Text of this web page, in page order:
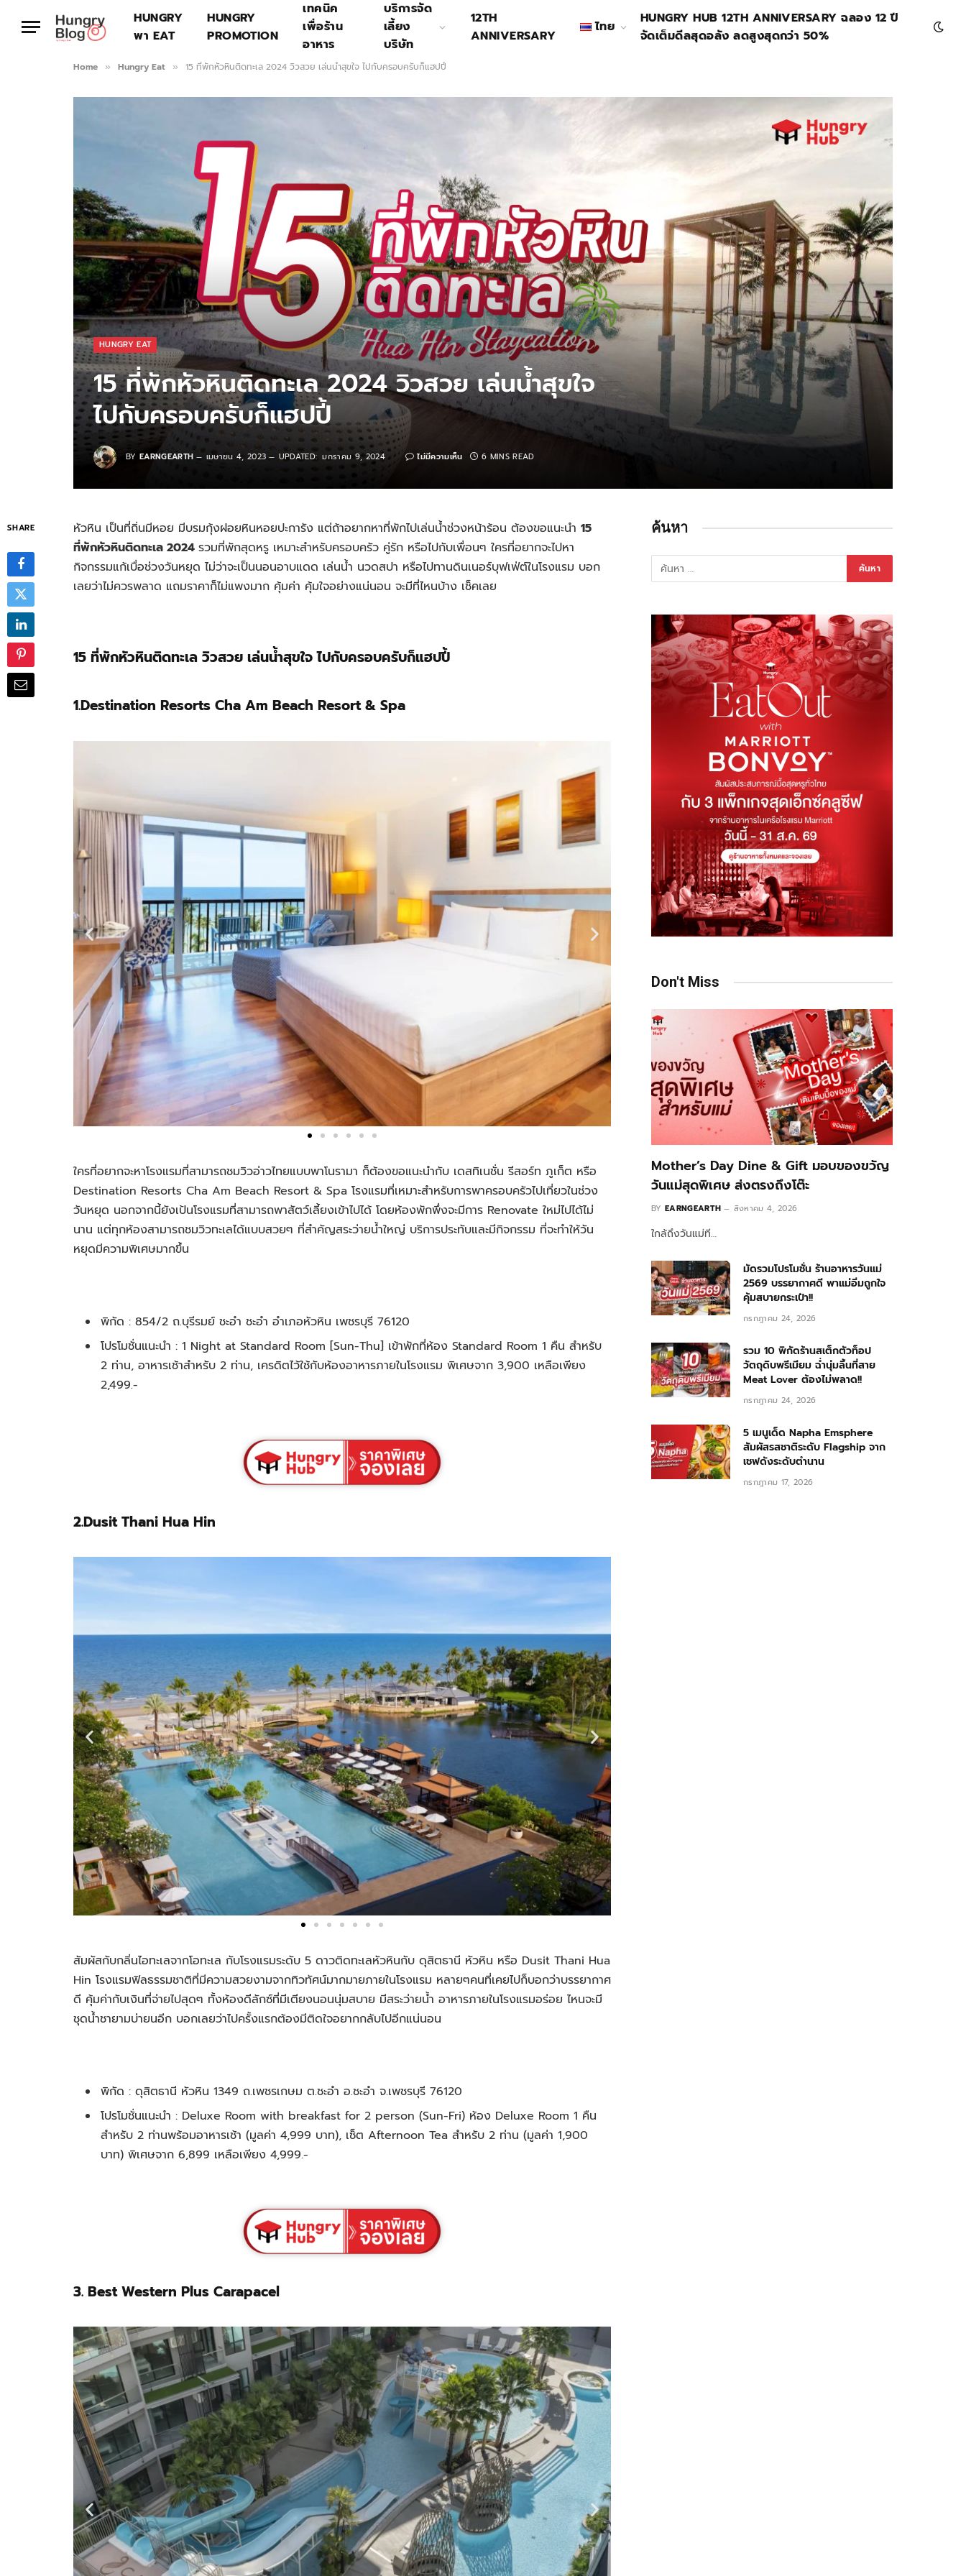
HUNGRY
พา EAT
HUNGRY
PROMOTION
เทคนิค
เพื่อร้าน
อาหาร
บริการจัด
เลี้ยง
บริษัท
12TH
ANNIVERSARY
ไทย
HUNGRY HUB 12TH ANNIVERSARY ฉลอง 12 ปี
จัดเต็มดีลสุดอลัง ลดสูงสุดกว่า 50%
Home » Hungry Eat » 15 ที่พักหัวหินติดทะเล 2024 วิวสวย เล่นน้ำสุขใจ ไปกับครอบครับก็แฮปปี้
HUNGRY EAT
15 ที่พักหัวหินติดทะเล 2024 วิวสวย เล่นน้ำสุขใจ
ไปกับครอบครับก็แฮปปี้
BY EARNGEARTH เมษายน 4, 2023 UPDATED: มกราคม 9, 2024 ไม่มีความเห็น 6 MINS READ
SHARE หัวหิน เป็นที่ถิ่นมีหอย มีบรมกุ้งฝอยหินหอยปะการัง แต่ถ้าอยากหาที่พักไปเล่นน้ำช่วงหน้าร้อน ต้องขอแนะนำ 15
ที่พักหัวหินติดทะเล 2024 รวมที่พักสุดหรู เหมาะสำหรับครอบครัว คู่รัก หรือไปกับเพื่อนๆ ใครที่อยากจะไปหา
กิจกรรมแก้เบื่อช่วงวันหยุด ไม่ว่าจะเป็นนอนอาบแดด เล่นน้ำ นวดสปา หรือไปทานดินเนอร์บุฟเฟ่ต์ในโรงแรม บอก
เลยว่าไม่ควรพลาด แถมราคาก็ไม่แพงมาก คุ้มค่า คุ้มใจอย่างแน่นอน จะมีที่ไหนบ้าง เช็คเลย
15 ที่พักหัวหินติดทะเล วิวสวย เล่นน้ำสุขใจ ไปกับครอบครับก็แฮปปี้
1.Destination Resorts Cha Am Beach Resort & Spa
ใครที่อยากจะหาโรงแรมที่สามารถชมวิวอ่าวไทยแบบพาโนรามา ก็ต้องขอแนะนำกับ เดสทิเนชั่น รีสอร์ท ภูเก็ต หรือ
Destination Resorts Cha Am Beach Resort & Spa โรงแรมที่เหมาะสำหรับการพาครอบครัวไปเที่ยวในช่วง
วันหยุด นอกจากนี้ยังเป้นโรงแรมที่สามารถพาสัตว์เลี้ยงเข้าไปได้ โดยห้องพักพึ่งจะมีการ Renovate ใหม่ไปได้ไม่
นาน แต่ทุกห้องสามารถชมวิวทะเลได้แบบสวยๆ ที่สำคัญสระว่ายน้ำใหญ่ บริการประทับและมีกิจกรรม ที่จะทำให้วัน
หยุดมีความพิเศษมากขึ้น
พิกัด : 854/2 ถ.บุรีรมย์ ชะอำ ชะอำ อำเภอหัวหิน เพชรบุรี 76120
โปรโมชั่นแนะนำ : 1 Night at Standard Room [Sun-Thu] เข้าพักที่ห้อง Standard Room 1 คืน สำหรับ
2 ท่าน, อาหารเช้าสำหรับ 2 ท่าน, เครดิตไว้ใช้กับห้องอาหารภายในโรงแรม พิเศษจาก 3,900 เหลือเพียง
2,499.-
2.Dusit Thani Hua Hin
สัมผัสกับกลิ่นไอทะเลจากโอทะเล กับโรงแรมระดับ 5 ดาวติดทะเลหัวหินกับ ดุสิตธานี หัวหิน หรือ Dusit Thani Hua
Hin โรงแรมฟิลธรรมชาติที่มีความสวยงามจากทิวทัศน์มากมายภายในโรงแรม หลายๆคนที่เคยไปก็บอกว่าบรรยากาศ
ดี คุ้มค่ากับเงินที่จ่ายไปสุดๆ ทั้งห้องดีลักซ์ที่มีเตียงนอนนุ่มสบาย มีสระว่ายน้ำ อาหารภายในโรงแรมอร่อย ไหนจะมี
ชุดน้ำชายามบ่ายนอีก บอกเลยว่าไปครั้งแรกต้องมีติดใจอยากกลับไปอีกแน่นอน
พิกัด : ดุสิตธานี หัวหิน 1349 ถ.เพชรเกษม ต.ชะอำ อ.ชะอำ จ.เพชรบุรี 76120
โปรโมชั่นแนะนำ : Deluxe Room with breakfast for 2 person (Sun-Fri) ห้อง Deluxe Room 1 คืน
สำหรับ 2 ท่านพร้อมอาหารเช้า (มูลค่า 4,999 บาท), เซ็ต Afternoon Tea สำหรับ 2 ท่าน (มูลค่า 1,900
บาท) พิเศษจาก 6,899 เหลือเพียง 4,999.-
3. Best Western Plus Carapacel
ค้นหา
Don't Miss
Mother’s Day Dine & Gift มอบของขวัญ
วันแม่สุดพิเศษ ส่งตรงถึงโต๊ะ
BY EARNGEARTH สิงหาคม 4, 2026
ใกล้ถึงวันแม่ที…
มัดรวมโปรโมชั่น ร้านอาหารวันแม่
2569 บรรยากาศดี พาแม่อิ่มถูกใจ
คุ้มสบายกระเป๋า!!
กรกฎาคม 24, 2026
รวม 10 พิกัดร้านสเต็กตัวท็อป
วัตถุดิบพรีเมียม ฉ่ำนุ่มลิ้นที่สาย
Meat Lover ต้องไม่พลาด!!
กรกฎาคม 24, 2026
5 เมนูเด็ด Napha Emsphere
สัมผัสรสชาติระดับ Flagship จาก
เชฟดังระดับตำนาน
กรกฎาคม 17, 2026